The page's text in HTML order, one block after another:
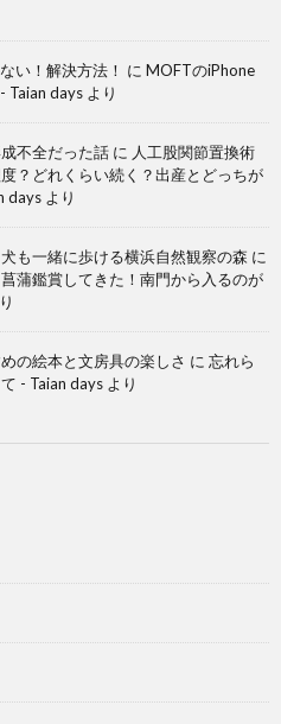
い！解決方法！ に MOFTのiPhone
Taian days より
不全だった話 に 人工股関節置換術
？どれくらい続く？出産とどっちが
days より
も一緒に歩ける横浜自然観察の森 に
蒲鑑賞してきた！南門から入るのが
の絵本と文房具の楽しさ に 忘れら
- Taian days より